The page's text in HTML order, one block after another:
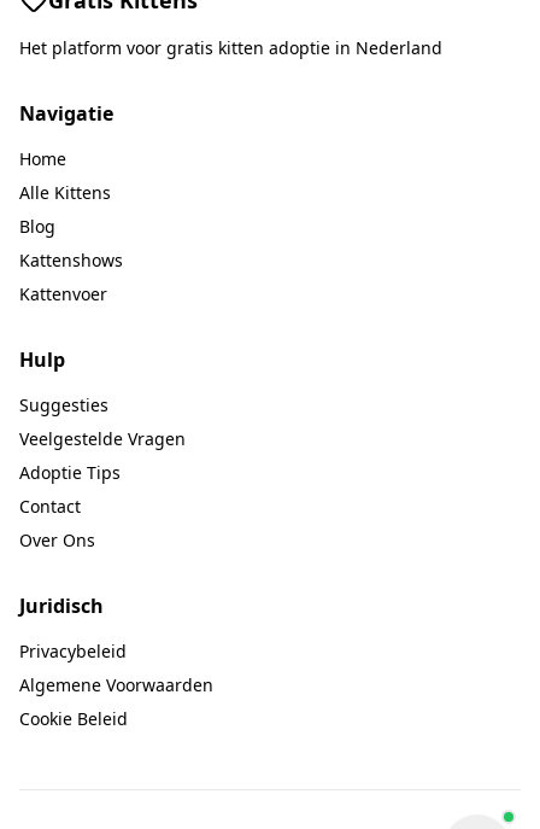
Het platform voor gratis kitten adoptie in Nederland
Navigatie
Home
Alle Kittens
Blog
Kattenshows
Kattenvoer
Hulp
Suggesties
Veelgestelde Vragen
Adoptie Tips
Contact
Over Ons
Juridisch
Privacybeleid
Algemene Voorwaarden
Cookie Beleid